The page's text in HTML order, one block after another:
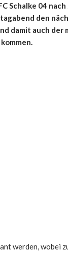
Schalke 04
den
damit auch der
werden, wobei